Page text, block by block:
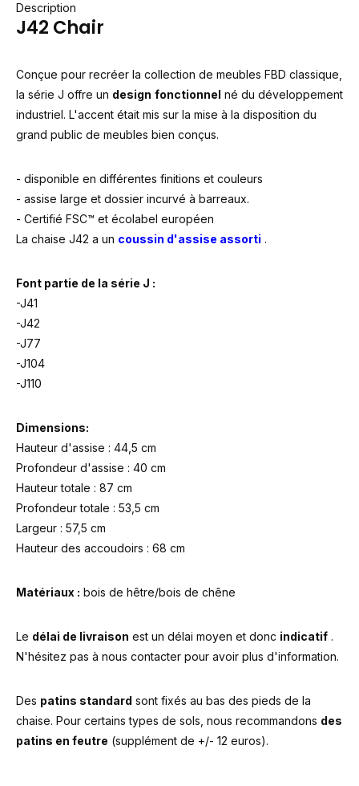
Description
J42 Chair
Conçue pour recréer la collection de meubles FBD classique,
la série J offre un design fonctionnel né du développement
industriel. L'accent était mis sur la mise à la disposition du
grand public de meubles bien conçus.
- disponible en différentes finitions et couleurs
- assise large et dossier incurvé à barreaux.
- Certifié FSC™ et écolabel européen
La chaise J42 a un coussin d'assise assorti .
Font partie de la série J :
-J41
-J42
-J77
-J104
-J110
Dimensions:
Hauteur d'assise : 44,5 cm
Profondeur d'assise : 40 cm
Hauteur totale : 87 cm
Profondeur totale : 53,5 cm
Largeur : 57,5 cm
Hauteur des accoudoirs : 68 cm
Matériaux : bois de hêtre/bois de chêne
Le délai de livraison est un délai moyen et donc indicatif .
N'hésitez pas à nous contacter pour avoir plus d'information.
Des patins standard sont fixés au bas des pieds de la
chaise. Pour certains types de sols, nous recommandons des
patins en feutre (supplément de +/- 12 euros).